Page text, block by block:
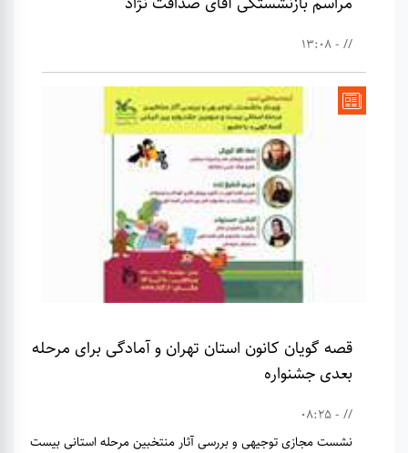
// - 13:08
قصه گویان کانون استان تهران و آمادگی برای مرحله
بعدی جشنواره
// - 08:25
نشست مجازی توجیهی و بررسی آثار منتخبین مرحله استانی بیست